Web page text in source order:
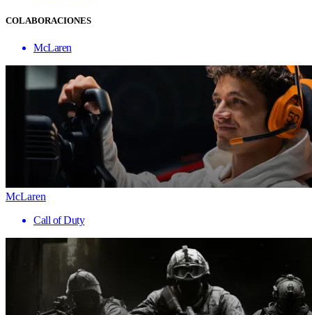
COLABORACIONES
McLaren
McLaren
Call of Duty